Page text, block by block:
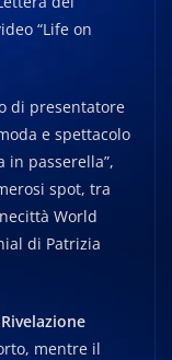
“Life on
di presentatore
e spettacolo
in passerella”,
spot, tra
World
di Patrizia
mentre il